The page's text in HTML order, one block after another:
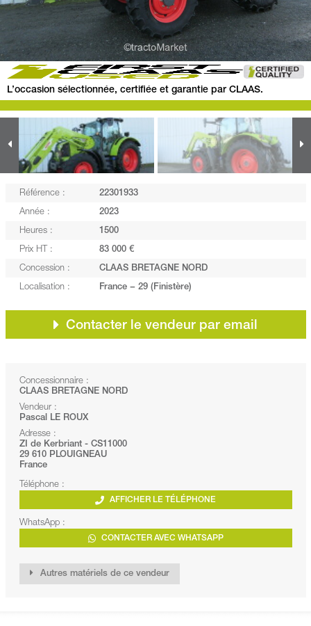
L’occasion sélectionnée, certifiée et garantie par CLAAS.
Référence : 22301933
Année : 2023
Heures : 1500
Prix HT : 83 000 €
Concession : CLAAS BRETAGNE NORD
Localisation : France − 29 (Finistère)
Contacter le vendeur par email
Concessionnaire :
CLAAS BRETAGNE NORD
Vendeur :
Pascal LE ROUX
Adresse :
ZI de Kerbriant - CS11000
29 610 PLOUIGNEAU
France
Téléphone :
AFFICHER LE TÉLÉPHONE
WhatsApp :
CONTACTER AVEC WHATSAPP
Autres matériels de ce vendeur